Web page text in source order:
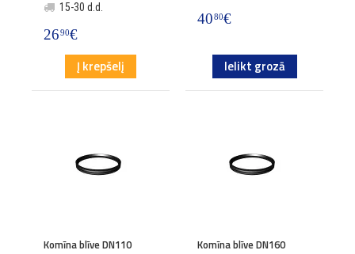
15-30 d.d.
2690€
Į krepšelį
4080€
Ielikt grozā
Komīna blīve DN110 Komīna blīve DN160